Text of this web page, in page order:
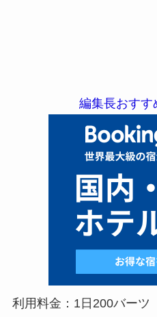
編集長おすす
利用料金：1日200バーツ